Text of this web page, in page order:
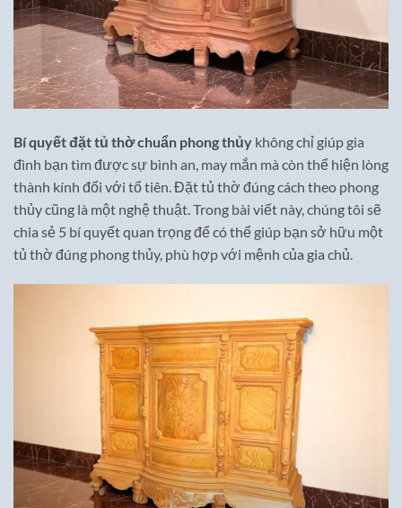
Bí quyết đặt tủ thờ chuẩn phong thủy không chỉ giúp gia
đình bạn tìm được sự bình an, may mắn mà còn thể hiện lòng
thành kính đối với tổ tiên. Đặt tủ thờ đúng cách theo phong
thủy cũng là một nghệ thuật. Trong bài viết này, chúng tôi sẽ
chia sẻ 5 bí quyết quan trọng để có thể giúp bạn sở hữu một
tủ thờ đúng phong thủy, phù hợp với mệnh của gia chủ.